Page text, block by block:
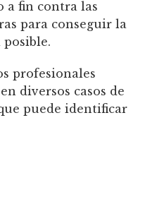
a fin contra las
para conseguir la
profesionales
diversos casos de
puede identificar